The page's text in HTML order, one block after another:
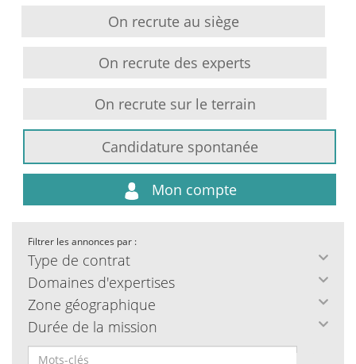
On recrute au siège
On recrute des experts
On recrute sur le terrain
Candidature spontanée
Mon compte
Filtrer les annonces par :
Type de contrat
Domaines d'expertises
Zone géographique
Durée de la mission